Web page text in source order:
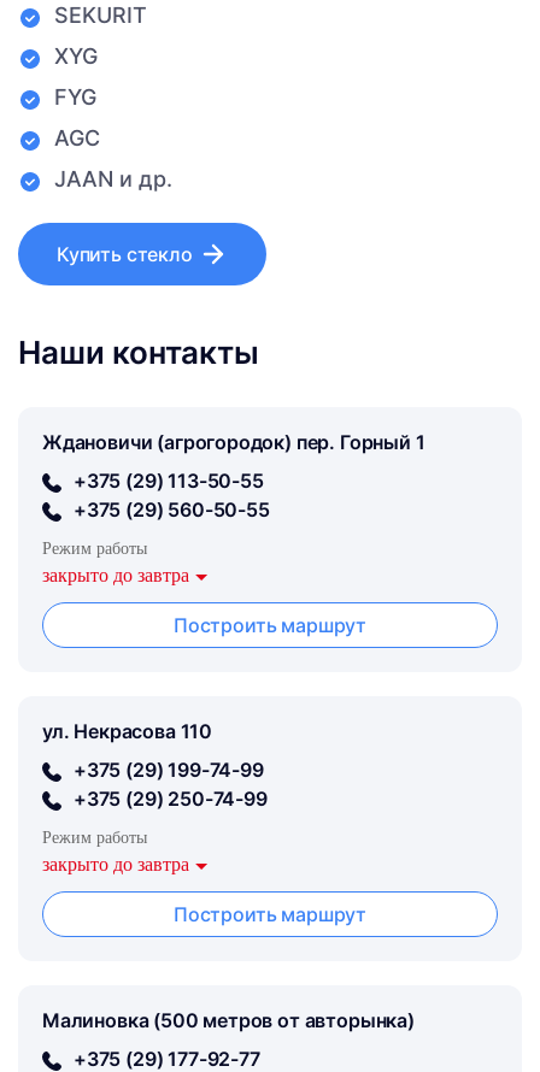
SEKURIT
XYG
FYG
AGC
JAAN и др.
Купить стекло
Наши контакты
Ждановичи (агрогородок) пер. Горный 1
+375 (29) 113-50-55
+375 (29) 560-50-55
Режим работы
закрыто до завтра
Построить маршрут
ул. Некрасова 110
+375 (29) 199-74-99
+375 (29) 250-74-99
Режим работы
закрыто до завтра
Построить маршрут
Малиновка (500 метров от авторынка)
+375 (29) 177-92-77